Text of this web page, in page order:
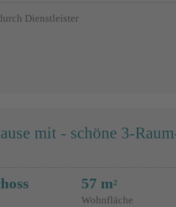
Dienstleister
mit - schöne 3-
57 m2
Wohnfläche